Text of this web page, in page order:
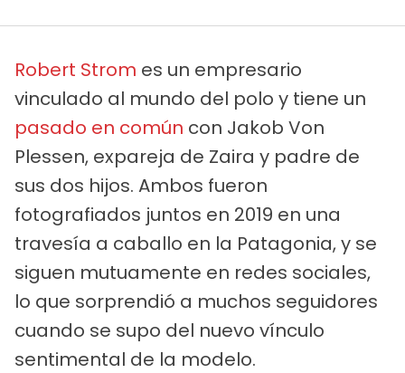
Robert Strom es un empresario
vinculado al mundo del polo y tiene un
pasado en común con Jakob Von
Plessen, expareja de Zaira y padre de
sus dos hijos. Ambos fueron
fotografiados juntos en 2019 en una
travesía a caballo en la Patagonia, y se
siguen mutuamente en redes sociales,
lo que sorprendió a muchos seguidores
cuando se supo del nuevo vínculo
sentimental de la modelo.